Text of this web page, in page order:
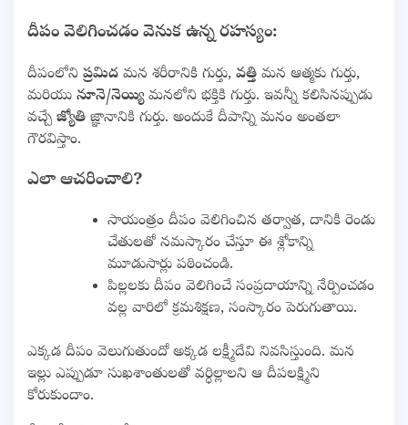
దీపం వెలిగించడం వెనుక ఉన్న రహస్యం:
దీపంలోని ప్రమిద మన శరీరానికి గుర్తు, వత్తి మన ఆత్మకు గుర్తు,
మరియు నూనె/నెయ్యిమనలోని భక్తికి గుర్తు. ఇవన్నీ కలిసినప్పుడు
వచ్చే జ్యోతి జ్ఞానానికి గుర్తు. అందుకే దీపాన్ని మనం అంతలా
గౌరవిస్తాం.
ఎలా ఆచరించాలి?
సాయంత్రం దీపం వెలిగించిన తర్వాత, దానికి రెండు
చేతులతో నమస్కారం చేస్తూ ఈ శ్లోకాన్ని
మూడుసార్లు పఠించండి.
పిల్లలకు దీపం వెలిగించే సంప్రదాయాన్ని నేర్పించడం
వల్ల వారిలో క్రమశిక్షణ, సంస్కారం పెరుగుతాయి.
ఎక్కడ దీపం వెలుగుతుందో అక్కడ లక్ష్మీదేవి నివసిస్తుంది. మన
ఇల్లు ఎప్పుడూ సుఖశాంతులతో వర్ధిల్లాలని ఆ దీపలక్ష్మిని
కోరుకుందాం.